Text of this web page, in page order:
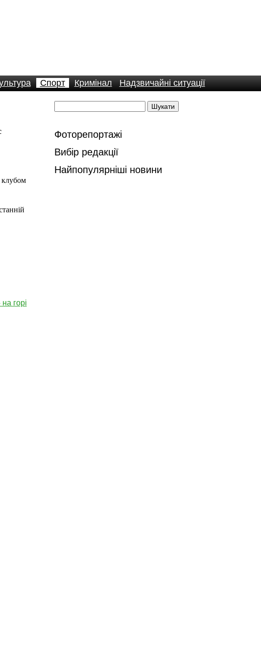
Спорт Кримінал Надзвичайні ситуації
клубом
горі
Фоторепортажі
Вибір редакції
Найпопулярніші новини